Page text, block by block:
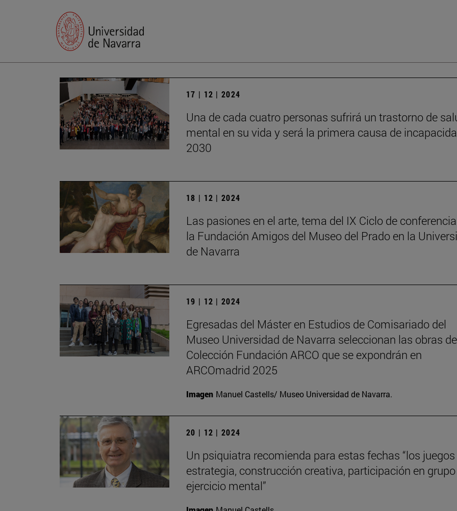
17 | 12 | 2024
Una de cada cuatro personas sufrirá un trastorno de
mental en su vida y será la primera causa de
2030
18 | 12 | 2024
Las pasiones en el arte, tema del IX Ciclo de
la Fundación Amigos del Museo del Prado en la
de Navarra
19 | 12 | 2024
Egresadas del Máster en Estudios de Comisariado del
Museo Universidad de Navarra seleccionan las obras
Colección Fundación ARCO que se expondrán en
ARCOmadrid 2025
Imagen Manuel Castells/ Museo Universidad de Navarra.
20 | 12 | 2024
Un psiquiatra recomienda para estas fechas “los
estrategia, construcción creativa, participación en
ejercicio mental”